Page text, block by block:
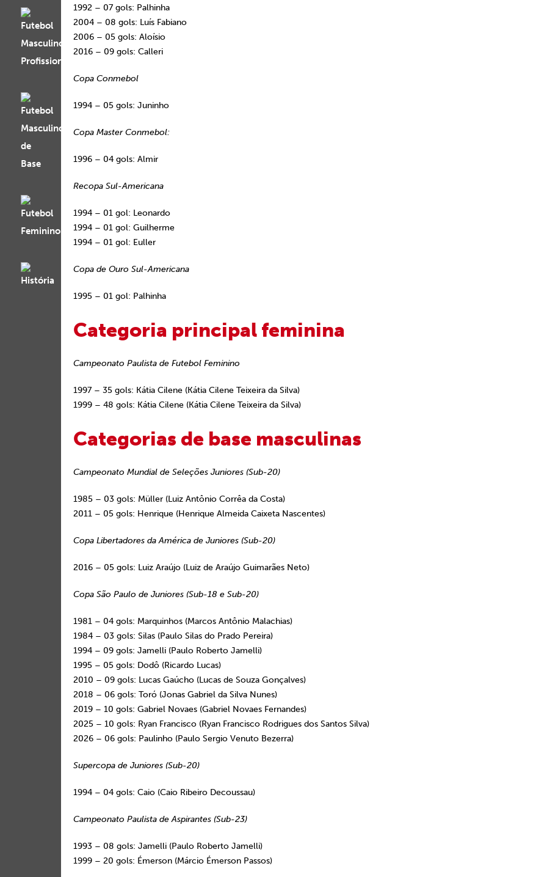
1992 – 07 gols: Palhinha
2004 – 08 gols: Luís Fabiano
2006 – 05 gols: Aloísio
2016 – 09 gols: Calleri
Copa Conmebol
1994 – 05 gols: Juninho
Copa Master Conmebol:
1996 – 04 gols: Almir
Recopa Sul-Americana
1994 – 01 gol: Leonardo
1994 – 01 gol: Guilherme
1994 – 01 gol: Euller
Copa de Ouro Sul-Americana
1995 – 01 gol: Palhinha
Categoria principal feminina
Campeonato Paulista de Futebol Feminino
1997 – 35 gols: Kátia Cilene (Kátia Cilene Teixeira da Silva)
1999 – 48 gols: Kátia Cilene (Kátia Cilene Teixeira da Silva)
Categorias de base masculinas
Campeonato Mundial de Seleções Juniores (Sub-20)
1985 – 03 gols: Müller (Luiz Antônio Corrêa da Costa)
2011 – 05 gols: Henrique (Henrique Almeida Caixeta Nascentes)
Copa Libertadores da América de Juniores (Sub-20)
2016 – 05 gols: Luiz Araújo (Luiz de Araújo Guimarães Neto)
Copa São Paulo de Juniores (Sub-18 e Sub-20)
1981 – 04 gols: Marquinhos (Marcos Antônio Malachias)
1984 – 03 gols: Silas (Paulo Silas do Prado Pereira)
1994 – 09 gols: Jamelli (Paulo Roberto Jamelli)
1995 – 05 gols: Dodô (Ricardo Lucas)
2010 – 09 gols: Lucas Gaúcho (Lucas de Souza Gonçalves)
2018 – 06 gols: Toró (Jonas Gabriel da Silva Nunes)
2019 – 10 gols: Gabriel Novaes (Gabriel Novaes Fernandes)
2025 – 10 gols: Ryan Francisco (Ryan Francisco Rodrigues dos Santos Silva)
2026 – 06 gols: Paulinho (Paulo Sergio Venuto Bezerra)
Supercopa de Juniores (Sub-20)
1994 – 04 gols: Caio (Caio Ribeiro Decoussau)
Campeonato Paulista de Aspirantes (Sub-23)
1993 – 08 gols: Jamelli (Paulo Roberto Jamelli)
1999 – 20 gols: Émerson (Márcio Émerson Passos)